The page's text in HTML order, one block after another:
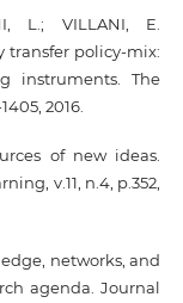
L.; VILLANI, E.
transfer policy-mix:
instruments. The
2016.
of new ideas.
v.11, n.4, p.352,
networks, and
agenda. Journal